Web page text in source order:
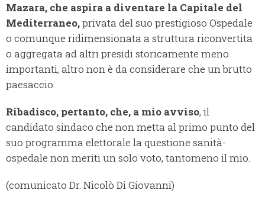
Mazara, che aspira a diventare la Capitale del
Mediterraneo,privata del suo prestigioso Ospedale
o comunque ridimensionata a struttura riconvertita
o aggregata ad altri presidi storicamente meno
importanti, altro non è da considerare che un brutto
paesaccio.
Ribadisco, pertanto, che, a mio avviso, il
candidato sindaco che non metta al primo punto del
suo programma elettorale la questione sanità-
ospedale non meriti un solo voto, tantomeno il mio.
(comunicato Dr. Nicolò Di Giovanni)